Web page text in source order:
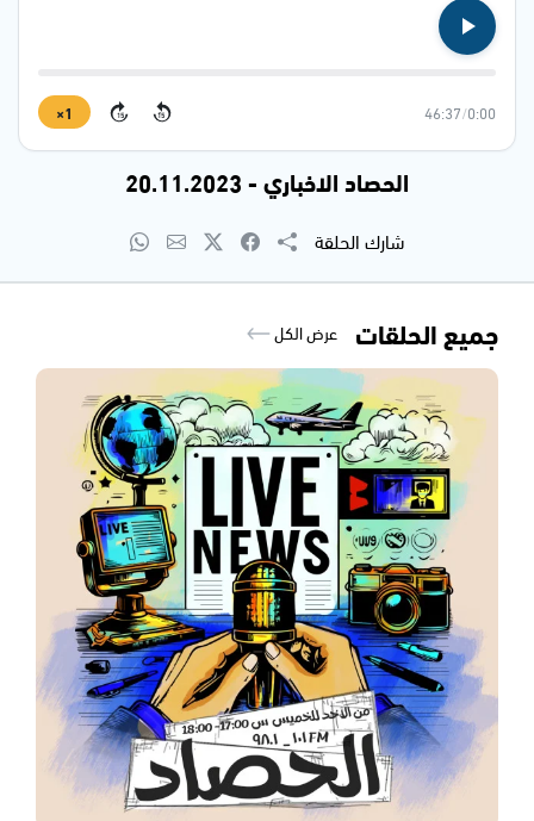
0:00
/
46:37
15
15
1×
الحصاد الاخباري - 20.11.2023
شارك الحلقة
جميع الحلقات عرض الكل